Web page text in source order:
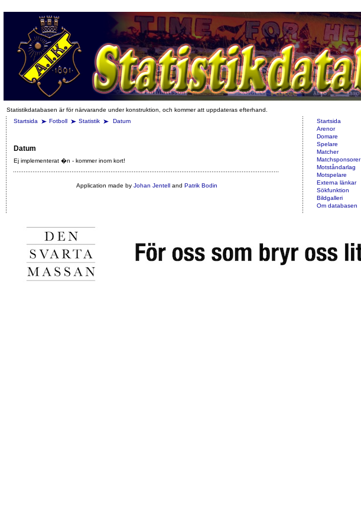
Statistikdatabasen är för närvarande under konstruktion, och kommer att uppdateras efterhand.
Startsida
Fotboll Statistik Datum
Datum
Ej implementerat �n - kommer inom kort!
Application made by Johan Jentelland Patrik Bodin
Startsida
Arenor
Domare
Spelare
Matcher
Matchsponsorer
Motståndarlag
Motspelare
Externa länkar
Sökfunktion
Bildgalleri
Om databasen